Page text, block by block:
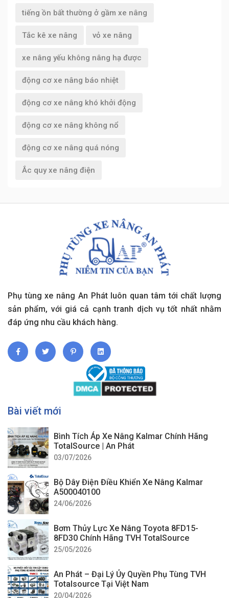
tiếng ồn bất thường ở gầm xe nâng
Tắc kê xe nâng vỏ xe nâng
xe nâng yếu không nâng hạ được
động cơ xe nâng báo nhiệt
động cơ xe nâng khó khởi động
động cơ xe nâng không nổ
động cơ xe nâng quá nóng
Ắc quy xe nâng điện
Phụ tùng xe nâng An Phát luôn quan tâm tới chất lượng
sản phẩm, với giá cả cạnh tranh dịch vụ tốt nhất nhằm
đáp ứng nhu cầu khách hàng.
Bài viết mới
Bình Tích Áp Xe Nâng Kalmar Chính Hãng
TotalSource | An Phát
03/07/2026
Bộ Dây Điện Điều Khiển Xe Nâng Kalmar
A500040100
24/06/2026
Bơm Thủy Lực Xe Nâng Toyota 8FD15-
8FD30 Chính Hãng TVH TotalSource
25/05/2026
An Phát – Đại Lý Ủy Quyền Phụ Tùng TVH
Totalsource Tại Việt Nam
20/04/2026